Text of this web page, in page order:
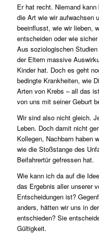
Er hat recht. Niemand
die Art wie wir aufwachsen
beeinflusst, wie wir lieben,
entscheiden oder wie
Aus soziologischen
der Eltern massive
Kinder hat. Doch es geht
bedingte Krankheiten, wie
Arten von Krebs – all das
von uns mit seiner Geburt
Wir sind also nicht gleich.
Leben. Doch damit nicht
Kollegen, Nachbarn haben
wie die Stoßstange des
Beifahrertür gefressen hat.
Wie kann ich da auf die
das Ergebnis aller unserer
Entscheidungen ist?
anders, hätten wir uns in
entschieden? Sie
Gültigkeit.